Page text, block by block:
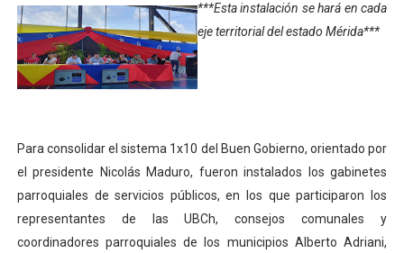
Impulsan plan estratégico de seguridad ciudadana
Mérida impulsa desarrollo económico con taller de
Niños de Estudiantes de Mérida sembraron 110
Corposalud y Secretaría Social fortalecen la atención
Inicia el plan vacacional Venezuela Renace en el
***Esta instalación se hará en cada
eje territorial del estado Mérida***
Para consolidar el sistema 1x10 del Buen Gobierno, orientado por
el presidente Nicolás Maduro, fueron instalados los gabinetes
parroquiales de servicios públicos, en los que participaron los
representantes de las UBCh, consejos comunales y
coordinadores parroquiales de los municipios Alberto Adriani,